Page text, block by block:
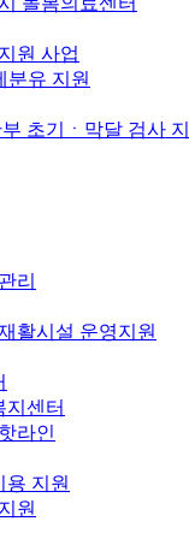
원 사업
분유 지원
초기ㆍ막달 검사
리
활시설 운영지원
지센터
라인
용 지원
원